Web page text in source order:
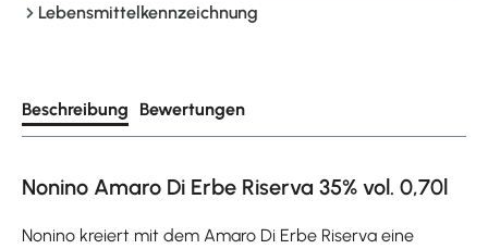
Lebensmittelkennzeichnung
Beschreibung Bewertungen
Nonino Amaro Di Erbe Riserva 35% vol. 0,70l
Nonino kreiert mit dem Amaro Di Erbe Riserva eine